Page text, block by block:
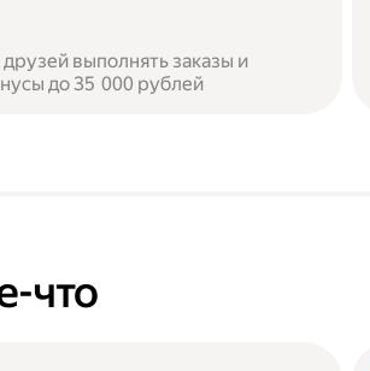
выполнять заказы и
до 35 000 рублей
что